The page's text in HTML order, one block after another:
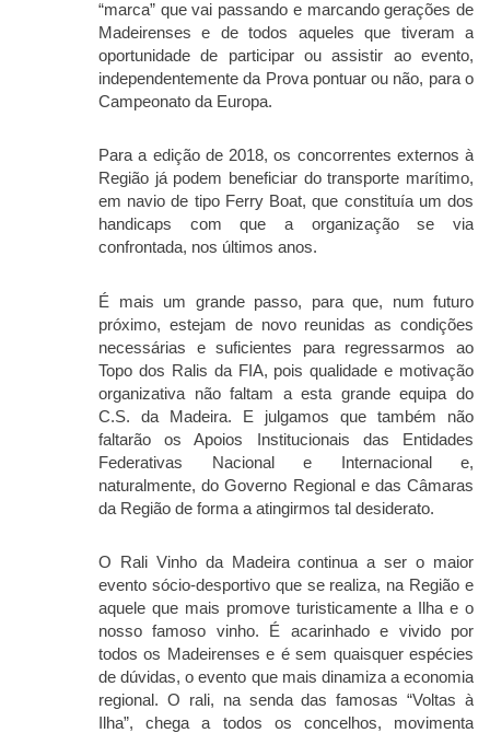
“marca” que vai passando e marcando gerações de
Madeirenses e de todos aqueles que tiveram a
oportunidade de participar ou assistir ao evento,
independentemente da Prova pontuar ou não, para o
Campeonato da Europa.
Para a edição de 2018, os concorrentes externos à
Região já podem beneficiar do transporte marítimo,
em navio de tipo Ferry Boat, que constituía um dos
handicaps com que a organização se via
confrontada, nos últimos anos.
É mais um grande passo, para que, num futuro
próximo, estejam de novo reunidas as condições
necessárias e suficientes para regressarmos ao
Topo dos Ralis da FIA, pois qualidade e motivação
organizativa não faltam a esta grande equipa do
C.S. da Madeira. E julgamos que também não
faltarão os Apoios Institucionais das Entidades
Federativas Nacional e Internacional e,
naturalmente, do Governo Regional e das Câmaras
da Região de forma a atingirmos tal desiderato.
O Rali Vinho da Madeira continua a ser o maior
evento sócio-desportivo que se realiza, na Região e
aquele que mais promove turisticamente a Ilha e o
nosso famoso vinho. É acarinhado e vivido por
todos os Madeirenses e é sem quaisquer espécies
de dúvidas, o evento que mais dinamiza a economia
regional. O rali, na senda das famosas “Voltas à
Ilha”, chega a todos os concelhos, movimenta